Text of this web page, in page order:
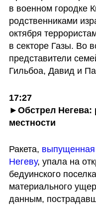
в военном городке
родственниками
октября
в секторе Газы. Во
представители
Гильбоа, Давид и
17:27
► Обстрел Негева:
местности
Ракета,
Негеву, упала на
бедуинского
материального
данным,